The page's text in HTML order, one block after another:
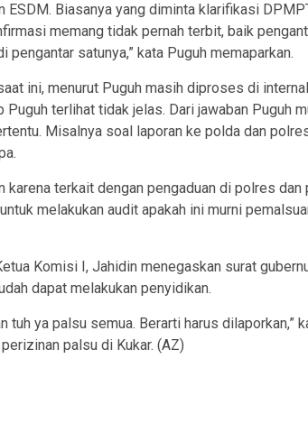
Biasanya yang diminta klarifikasi
memang tidak pernah terbit, baik
satunya,” kata Puguh memaparkan.
ini, menurut Puguh masih diproses di
terlihat tidak jelas. Dari jawaban Puguh
Misalnya soal laporan ke polda dan
karena terkait dengan pengaduan di polres
melakukan audit apakah ini murni
Komisi I, Jahidin menegaskan surat
dapat melakukan penyidikan.
tuh ya palsu semua. Berarti harus dilaporkan,”
palsu di Kukar. (AZ)